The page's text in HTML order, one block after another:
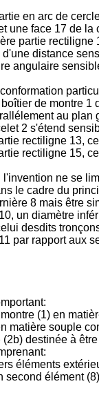
en arc de
une face 17 de
partie
d'une distance
angulaire
de montre
au
2 s'étend
rectiligne 13,
rectiligne 15,
l'invention ne se
le cadre du
8 mais être
un diamètre
desdits
par rapport aux
(1) en
matière souple
destinée à
éléments
second élément